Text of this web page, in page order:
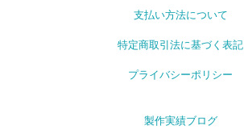
支払い方法について
特定商取引法に基づく表記
プライバシーポリシー
製作実績ブログ